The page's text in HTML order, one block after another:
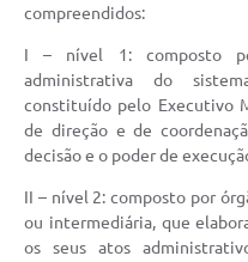
compreendidos:
I – nível 1: composto
administrativa do
constituído pelo Executivo
de direção e de
decisão e o poder de
II – nível 2: composto por
ou intermediária, que
os seus atos